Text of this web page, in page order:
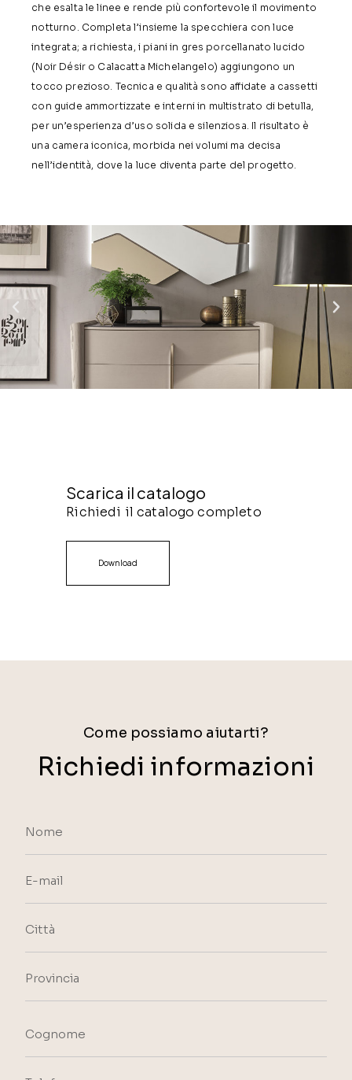
che esalta le linee e rende più confortevole il movimento
notturno. Completa l’insieme la specchiera con luce
integrata; a richiesta, i piani in gres porcellanato lucido
(Noir Désir o Calacatta Michelangelo) aggiungono un
tocco prezioso. Tecnica e qualità sono affidate a cassetti
con guide ammortizzate e interni in multistrato di betulla,
per un’esperienza d’uso solida e silenziosa. Il risultato è
una camera iconica, morbida nei volumi ma decisa
nell’identità, dove la luce diventa parte del progetto.
Scarica il catalogo
Richiedi il catalogo completo
Download
Come possiamo aiutarti?
Richiedi informazioni